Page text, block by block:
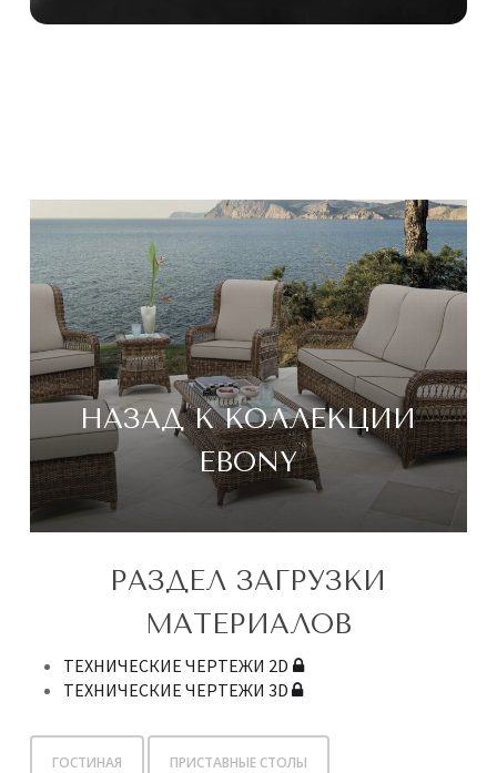
НАЗАД К КОЛЛЕКЦИИ
EBONY
РАЗДЕЛ ЗАГРУЗКИ
МАТЕРИАЛОВ
ТЕХНИЧЕСКИЕ ЧЕРТЕЖИ 2D
ТЕХНИЧЕСКИЕ ЧЕРТЕЖИ 3D
ГОСТИНАЯ ПРИСТАВНЫЕ СТОЛЫ